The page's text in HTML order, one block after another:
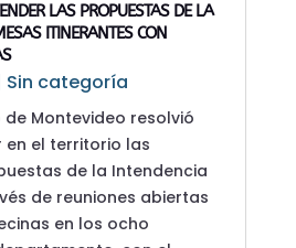
LAS PROPUESTAS DE LA
ITINERANTES CON
Sin categoría
de Montevideo resolvió
en el territorio las
de la Intendencia
de reuniones abiertas
en los ocho